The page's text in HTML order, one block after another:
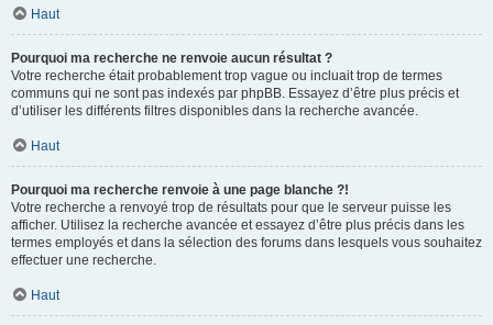
Haut
Pourquoi ma recherche ne renvoie aucun résultat ?
Votre recherche était probablement trop vague ou incluait trop de termes
communs qui ne sont pas indexés par phpBB. Essayez d’être plus précis et
d’utiliser les différents filtres disponibles dans la recherche avancée.
Haut
Pourquoi ma recherche renvoie à une page blanche ?!
Votre recherche a renvoyé trop de résultats pour que le serveur puisse les
afficher. Utilisez la recherche avancée et essayez d’être plus précis dans les
termes employés et dans la sélection des forums dans lesquels vous souhaitez
effectuer une recherche.
Haut